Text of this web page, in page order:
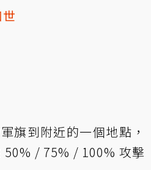
旗到附近的一個地點，
/ 75% / 100% 攻擊